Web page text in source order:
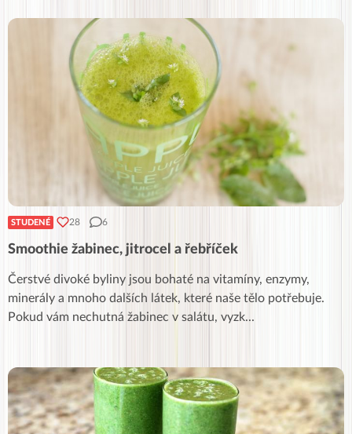
STUDENÉ 28 6
Smoothie žabinec, jitrocel a řebříček
Čerstvé divoké byliny jsou bohaté na vitamíny, enzymy,
minerály a mnoho dalších látek, které naše tělo potřebuje.
Pokud vám nechutná žabinec v salátu, vyzk...